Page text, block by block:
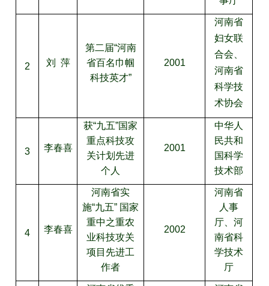
2 刘 萍
第二届“河南
省百名巾帼
科技英才”
2001
河南省
妇女联
合会、
河南省
科学技
术协会
3 李春喜
获“九五”国家
重点科技攻
关计划先进
个人
2001
中华人
民共和
国科学
技术部
4 李春喜
河南省实
施“九五” 国家
重中之重农
业科技攻关
项目先进工
作者
2002
河南省
人事
厅、河
南省科
学技术
厅